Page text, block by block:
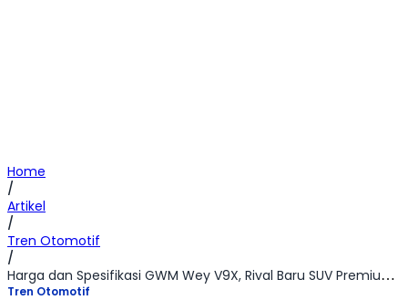
Home
/
Artikel
/
Tren Otomotif
/
Harga dan Spesifikasi GWM Wey V9X, Rival Baru SUV Premium Hybrid!
Tren Otomotif